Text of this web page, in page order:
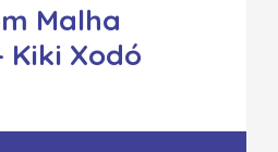
Malha
Kiki Xodó